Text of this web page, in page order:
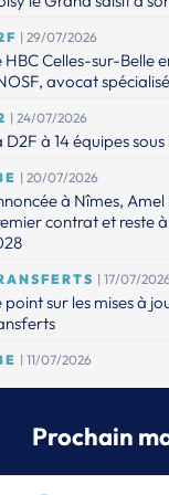
| 29/07/2026
HBC Celles-sur-Belle
avocat
| 24/07/2026
D2F à 14 équipes
| 20/07/2026
à Nîmes,
contrat et reste
| 17/07/
point sur les mises à
| 11/07/2026
Hvenfelt complète
LBE est complète, la
Prochain